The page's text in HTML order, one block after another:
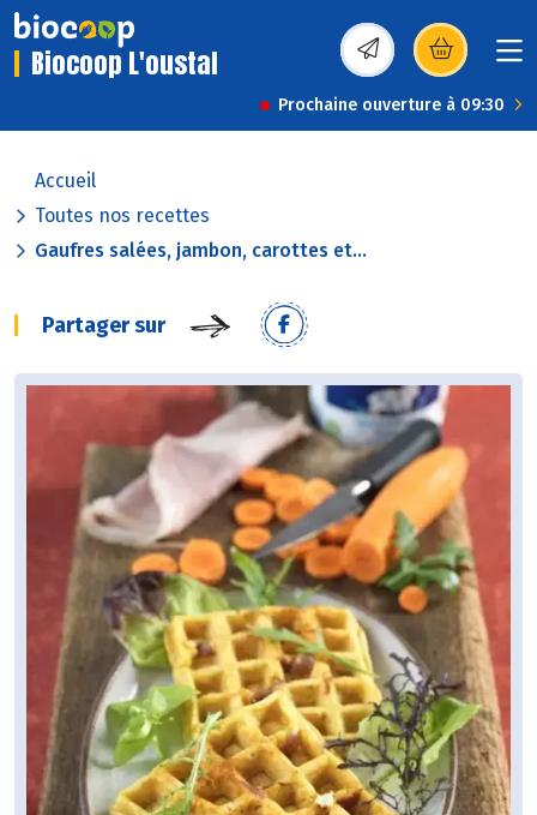
Biocoop L'oustal (s’ouvre dans une
Prochaine ouverture à 09:30
Accueil
Toutes nos recettes
Gaufres salées, jambon, carottes et...
Partager sur